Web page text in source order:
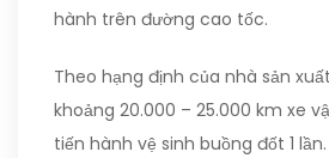
hành trên đường cao tốc.
Theo hạng định của nhà sản
khoảng 20.000 – 25.000 km xe
tiến hành vệ sinh buồng đốt 1